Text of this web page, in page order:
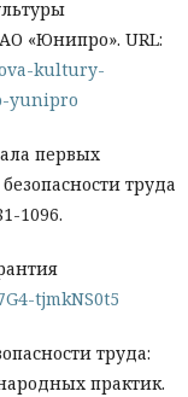
«Юнипро». URL:
kultury-
yunipro
первых
труда
1096.
tjmkNS0t5
труда:
практик.